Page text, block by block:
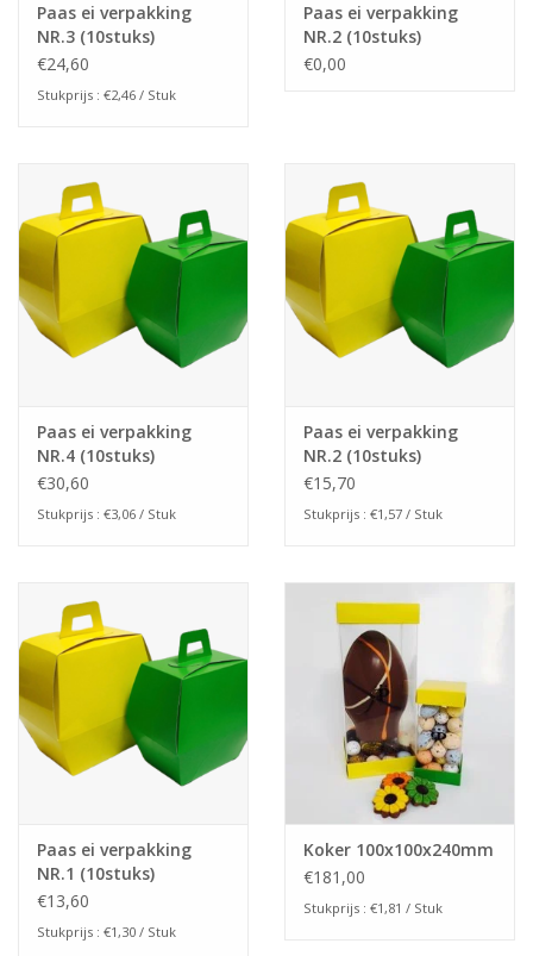
Paas ei verpakking
NR.3 (10stuks)
€24,60
Stukprijs : €2,46 / Stuk
Paas ei verpakking
NR.2 (10stuks)
€0,00
Paas ei verpakking
NR.4 (10stuks)
€30,60
Stukprijs : €3,06 / Stuk
Paas ei verpakking
NR.2 (10stuks)
€15,70
Stukprijs : €1,57 / Stuk
Paas ei verpakking
NR.1 (10stuks)
€13,60
Stukprijs : €1,30 / Stuk
Koker 100x100x240mm
€181,00
Stukprijs : €1,81 / Stuk